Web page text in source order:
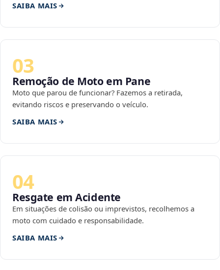
SAIBA MAIS
03
Remoção de Moto em Pane
Moto que parou de funcionar? Fazemos a retirada,
evitando riscos e preservando o veículo.
SAIBA MAIS
04
Resgate em Acidente
Em situações de colisão ou imprevistos, recolhemos a
moto com cuidado e responsabilidade.
SAIBA MAIS